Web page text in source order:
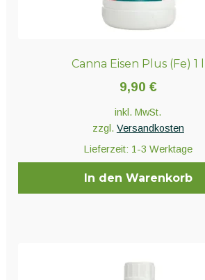
Canna Eisen Plus (Fe) 1 l
9,90 €
inkl. MwSt.
zzgl. Versandkosten
Lieferzeit: 1-3 Werktage
In den Warenkorb